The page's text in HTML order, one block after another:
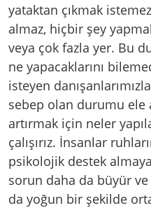
yataktan çıkmak
almaz, hiçbir şey
veya çok fazla yer. Bu
ne yapacaklarını
isteyen
sebep olan durumu ele
artırmak için neler
çalışırız. İnsanlar
psikolojik destek
sorun daha da büyür ve
da yoğun bir şekilde